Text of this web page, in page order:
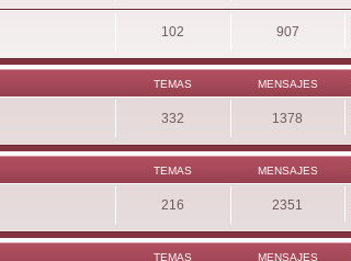
102 907
TEMAS MENSAJES
332 1378
TEMAS MENSAJES
216 2351
TEMAS MENSAJES